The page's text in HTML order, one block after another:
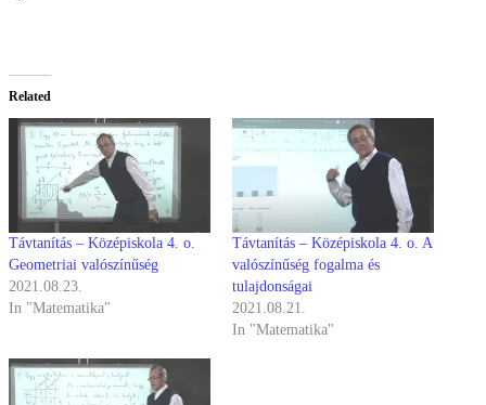
Related
Távtanítás – Középiskola 4. o.
Geometriai valószínűség
2021.08.23.
In "Matematika"
Távtanítás – Középiskola 4. o. A
valószínűség fogalma és
tulajdonságai
2021.08.21.
In "Matematika"